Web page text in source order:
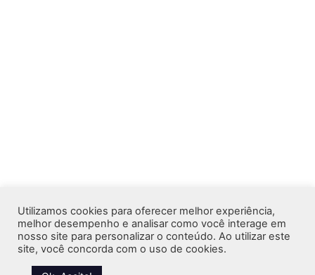
Utilizamos cookies para oferecer melhor experiência,
melhor desempenho e analisar como você interage em
nosso site para personalizar o conteúdo. Ao utilizar este
site, você concorda com o uso de cookies.